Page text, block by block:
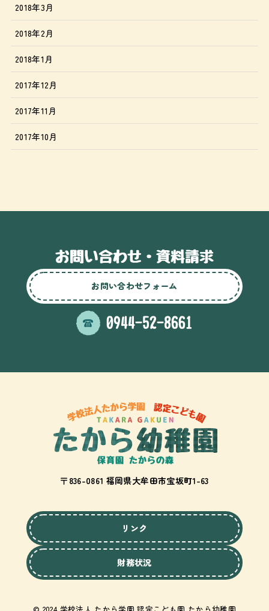
2018年3月
2018年2月
2018年1月
2017年12月
2017年11月
2017年10月
お問い合わせフォーム
〒836-0861 福岡県大牟田市宝坂町1-63
リンク
財務状況